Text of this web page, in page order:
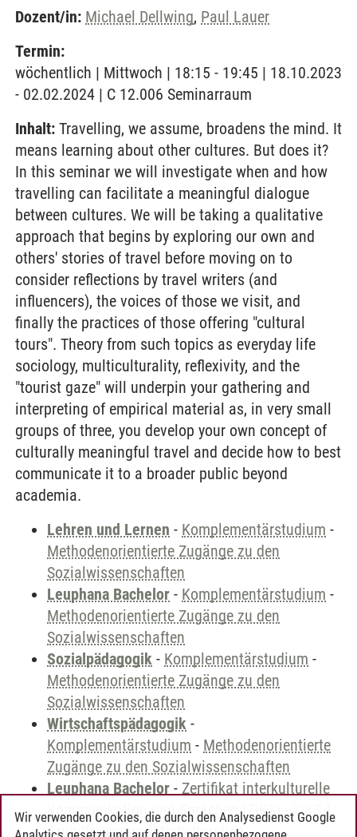
Dozent/in: Michael Dellwing, Paul Lauer
Termin:
wöchentlich | Mittwoch | 18:15 - 19:45 | 18.10.2023
- 02.02.2024 | C 12.006 Seminarraum
Inhalt: Travelling, we assume, broadens the mind. It
means learning about other cultures. But does it?
In this seminar we will investigate when and how
travelling can facilitate a meaningful dialogue
between cultures. We will be taking a qualitative
approach that begins by exploring our own and
others' stories of travel before moving on to
consider reflections by travel writers (and
influencers), the voices of those we visit, and
finally the practices of those offering "cultural
tours". Theory from such topics as everyday life
sociology, multiculturality, reflexivity, and the
"tourist gaze" will underpin your gathering and
interpreting of empirical material as, in very small
groups of three, you develop your own concept of
culturally meaningful travel and decide how to best
communicate it to a broader public beyond
academia.
Lehren und Lernen - Komplementärstudium -
Methodenorientierte Zugänge zu den
Sozialwissenschaften
Leuphana Bachelor - Komplementärstudium -
Methodenorientierte Zugänge zu den
Sozialwissenschaften
Sozialpädagogik - Komplementärstudium -
Methodenorientierte Zugänge zu den
Sozialwissenschaften
Wirtschaftspädagogik -
Komplementärstudium - Methodenorientierte
Zugänge zu den Sozialwissenschaften
Leuphana Bachelor - Zertifikat interkulturelle
Kommunikation und Sprachen (ZiKS)-ZiKS 1:
Grundlagen zur interkulturellen
Wir verwenden Cookies, die durch den Analysedienst Google